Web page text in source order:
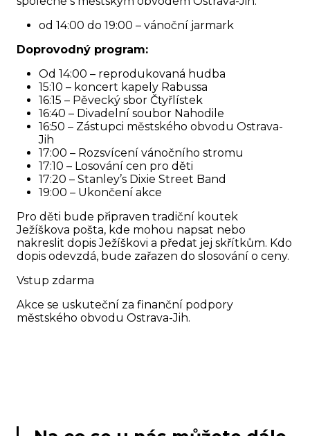
od 14:00 do 19:00 – vánoční jarmark
Doprovodný program:
Od 14:00 – reprodukovaná hudba
15:10 – koncert kapely Rabussa
16:15 – Pěvecký sbor Čtyřlístek
16:40 – Divadelní soubor Nahodile
16:50 – Zástupci městského obvodu Ostrava-
Jih
17:00 – Rozsvícení vánočního stromu
17:10 – Losování cen pro děti
17:20 – Stanley’s Dixie Street Band
19:00 – Ukončení akce
Pro děti bude připraven tradiční koutek
Ježíškova pošta, kde mohou napsat nebo
nakreslit dopis Ježíškovi a předat jej skřítkům. Kdo
dopis odevzdá, bude zařazen do slosování o ceny.
Vstup zdarma
Akce se uskuteční za finanční podpory
městského obvodu Ostrava-Jih.